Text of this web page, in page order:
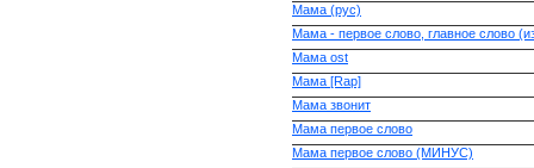
Мама (рус)
Мама - первое слово, главное слово
Мама ost
Мама [Rap]
Мама звонит
Мама первое слово
Мама первое слово (МИНУС)